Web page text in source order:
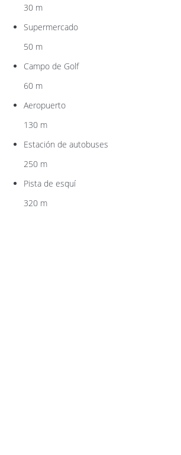
30 m
Supermercado
50 m
Campo de Golf
60 m
Aeropuerto
130 m
Estación de autobuses
250 m
Pista de esquí
320 m